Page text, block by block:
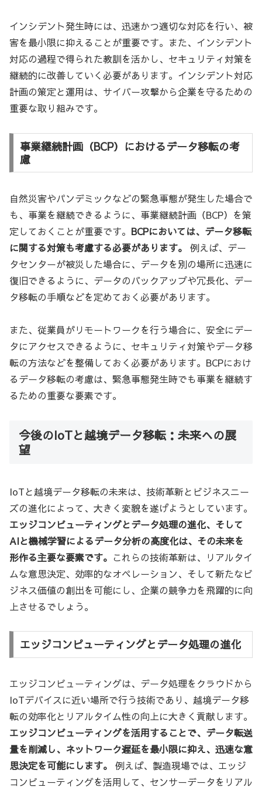
インシデント発生時には、迅速かつ適切な対応を行い、被
害を最小限に抑えることが重要です。また、インシデント
対応の過程で得られた教訓を活かし、セキュリティ対策を
継続的に改善していく必要があります。インシデント対応
計画の策定と運用は、サイバー攻撃から企業を守るための
重要な取り組みです。
事業継続計画（BCP）におけるデータ移転の考
慮
自然災害やパンデミックなどの緊急事態が発生した場合で
も、事業を継続できるように、事業継続計画（BCP）を策
定しておくことが重要です。 BCPにおいては、データ移転
に関する対策も考慮する必要があります。
例えば、デー
タセンターが被災した場合に、データを別の場所に迅速に
復旧できるように、データのバックアップや冗長化、デー
タ移転の手順などを定めておく必要があります。
また、従業員がリモートワークを行う場合に、安全にデー
タにアクセスできるように、セキュリティ対策やデータ移
転の方法などを整備しておく必要があります。BCPにおけ
るデータ移転の考慮は、緊急事態発生時でも事業を継続す
るための重要な要素です。
今後のIoTと越境データ移転：未来への展
望
IoTと越境データ移転の未来は、技術革新とビジネスニー
ズの進化によって、大きく変貌を遂げようとしています。
エッジコンピューティングとデータ処理の進化、そして
AIと機械学習によるデータ分析の高度化は、その未来を
形作る主要な要素です。 これらの技術革新は、リアルタイ
ムな意思決定、効率的なオペレーション、そして新たなビ
ジネス価値の創出を可能にし、企業の競争力を飛躍的に向
上させるでしょう。
エッジコンピューティングとデータ処理の進化
エッジコンピューティングは、データ処理をクラウドから
IoTデバイスに近い場所で行う技術であり、越境データ移
転の効率化とリアルタイム性の向上に大きく貢献します。
エッジコンピューティングを活用することで、データ転送
量を削減し、ネットワーク遅延を最小限に抑え、迅速な意
思決定を可能にします。
例えば、製造現場では、エッジ
コンピューティングを活用して、センサーデータをリアル